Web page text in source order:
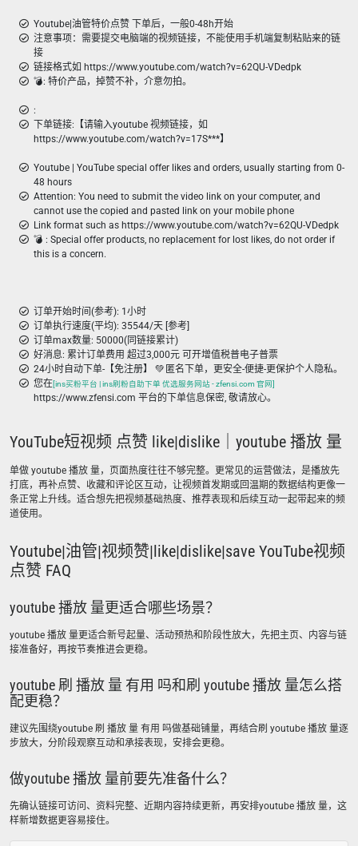
Youtube|油管特价点赞 下单后，一般0-48h开始
注意事项：需要提交电脑端的视频链接，不能使用手机端复制粘贴来的链
接
链接格式如 https://www.youtube.com/watch?v=62QU-VDedpk
💣︎: 特价产品，掉赞不补，介意勿拍。
:
下单链接:【请输入youtube 视频链接，如
https://www.youtube.com/watch?v=17S***】
Youtube | YouTube special offer likes and orders, usually starting from 0-
48 hours
Attention: You need to submit the video link on your computer, and
cannot use the copied and pasted link on your mobile phone
Link format such as https://www.youtube.com/watch?v=62QU-VDedpk
💣 ︎: Special offer products, no replacement for lost likes, do not order if
this is a concern.
订单开始时间(参考): 1小时
订单执行速度(平均): 35544/天 [参考]
订单max数量: 50000(同链接累计)
好消息: 累计订单费用 超过3,000元 可开增值税普电子普票
24小时自动下单-【免注册】 💚 匿名下单，更安全-便捷-更保护个人隐私。
您在[ins买粉平台 | ins刷粉自助下单 优选服务网站 - zfensi.com 官网]
https://www.zfensi.com 平台的下单信息保密, 敬请放心。
YouTube短视频 点赞 like|dislike｜youtube 播放 量
单做 youtube 播放 量，页面热度往往不够完整。更常见的运营做法，是播放先
打底，再补点赞、收藏和评论区互动，让视频首发期或回温期的数据结构更像一
条正常上升线。适合想先把视频基础热度、推荐表现和后续互动一起带起来的频
道使用。
Youtube|油管|视频赞|like|dislike|save YouTube视频
点赞 FAQ
youtube 播放 量更适合哪些场景？
youtube 播放 量更适合新号起量、活动预热和阶段性放大，先把主页、内容与链
接准备好，再按节奏推进会更稳。
youtube 刷 播放 量 有用 吗和刷 youtube 播放 量怎么搭
配更稳？
建议先围绕youtube 刷 播放 量 有用 吗做基础铺量，再结合刷 youtube 播放 量逐
步放大，分阶段观察互动和承接表现，安排会更稳。
做youtube 播放 量前要先准备什么？
先确认链接可访问、资料完整、近期内容持续更新，再安排youtube 播放 量，这
样新增数据更容易接住。